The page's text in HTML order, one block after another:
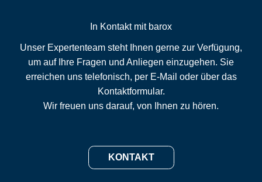
In Kontakt mit barox
Unser Expertenteam steht Ihnen gerne zur Verfügung,
um auf Ihre Fragen und Anliegen einzugehen. Sie
erreichen uns telefonisch, per E-Mail oder über das
Kontaktformular.
Wir freuen uns darauf, von Ihnen zu hören.
KONTAKT